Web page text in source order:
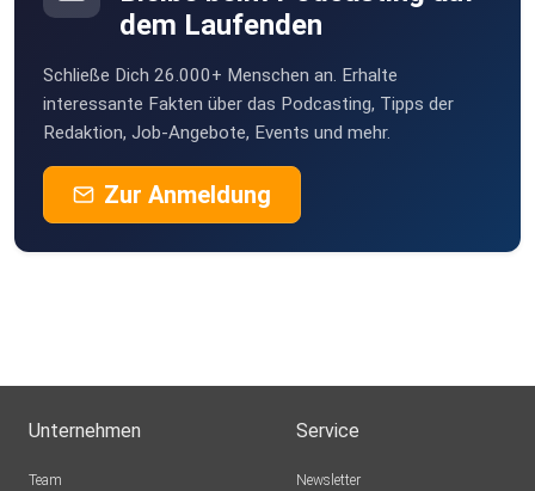
Mil
Nauen
Bad Bentheim
rxjaeger1
Herford
rmo
dem Laufenden
Schließe Dich 26.000+ Menschen an. Erhalte
interessante Fakten über das Podcasting, Tipps der
Redaktion, Job-Angebote, Events und mehr.
Zur Anmeldung
Unternehmen
Team
Service
Newsletter